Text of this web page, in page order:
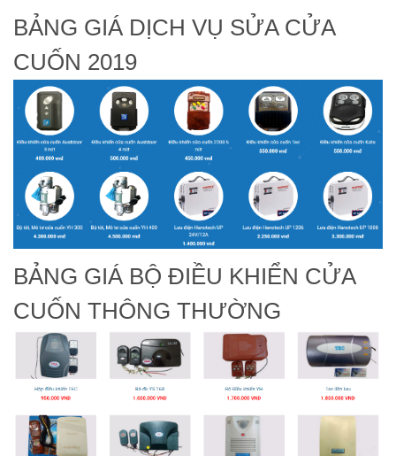
BẢNG GIÁ DỊCH VỤ SỬA CỬA
CUỐN 2019
BẢNG GIÁ BỘ ĐIỀU KHIỂN CỬA
CUỐN THÔNG THƯỜNG